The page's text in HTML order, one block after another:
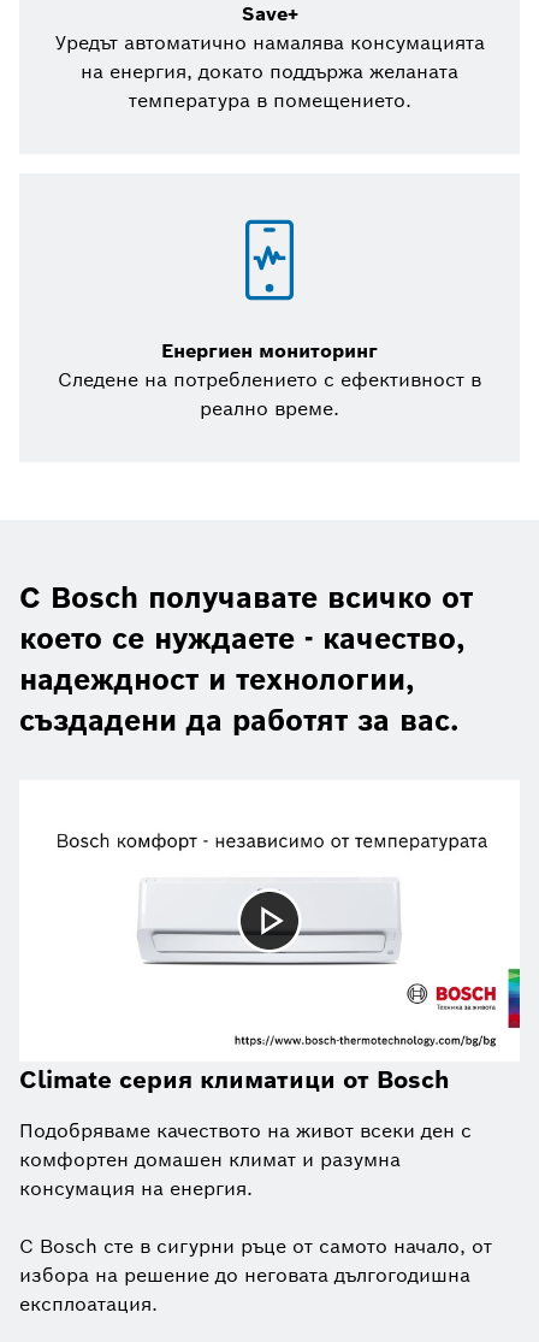
Save+
Уредът автоматично намалява консумацията
на енергия, докато поддържа желаната
температура в помещението.
Енергиен мониторинг
Следене на потреблението с ефективност в
реално време.
С Bosch получавате всичко от
което се нуждаете - качество,
надеждност и технологии,
създадени да работят за вас.
Climate серия климатици от Bosch
Подобряваме качеството на живот всеки ден с
комфортен домашен климат и разумна
консумация на енергия.
С Bosch сте в сигурни ръце от самото начало, от
избора на решение до неговата дългогодишна
експлоатация.